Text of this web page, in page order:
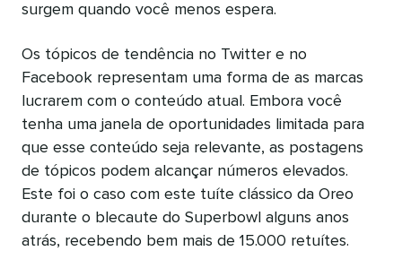
surgem quando você menos espera.
Os tópicos de tendência no Twitter e no
Facebook representam uma forma de as marcas
lucrarem com o conteúdo atual. Embora você
tenha uma janela de oportunidades limitada para
que esse conteúdo seja relevante, as postagens
de tópicos podem alcançar números elevados.
Este foi o caso com este tuíte clássico da Oreo
durante o blecaute do Superbowl alguns anos
atrás, recebendo bem mais de 15.000 retuítes.